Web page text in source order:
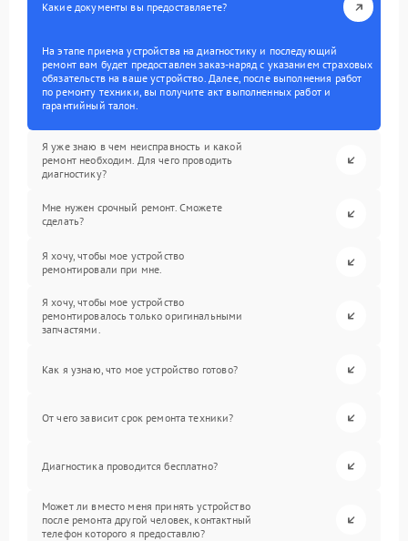
Какие документы вы предоставляете?
На этапе приема устройства на диагностику и последующий
ремонт вам будет предоставлен заказ-наряд с указанием страховых
обязательств на ваше устройство. Далее, после выполнения работ
по ремонту техники, вы получите акт выполненных работ и
гарантийный талон.
Я уже знаю в чем неисправность и какой
ремонт необходим. Для чего проводить
диагностику?
Мне нужен срочный ремонт. Сможете
сделать?
Я хочу, чтобы мое устройство
ремонтировали при мне.
Я хочу, чтобы мое устройство
ремонтировалось только оригинальными
запчастями.
Как я узнаю, что мое устройство готово?
От чего зависит срок ремонта техники?
Диагностика проводится бесплатно?
Может ли вместо меня принять устройство
после ремонта другой человек, контактный
телефон которого я предоставлю?